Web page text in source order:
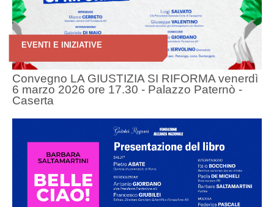
EVENTI E INIZIATIVE
Convegno LA GIUSTIZIA SI RIFORMA venerdì
6 marzo 2026 ore 17.30 - Palazzo Paternò -
Caserta